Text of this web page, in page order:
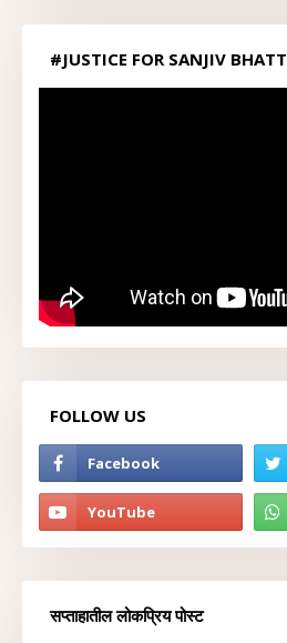
#JUSTICE FOR SANJIV BHATT
FOLLOW US
सप्ताहातील लोकप्रिय पोस्ट